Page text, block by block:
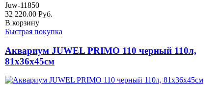
Juw-11850
32 220.00 Руб.
В корзину
Быстрая покупка
Аквариум JUWEL PRIMO 110 черный 110л,
81х36х45см